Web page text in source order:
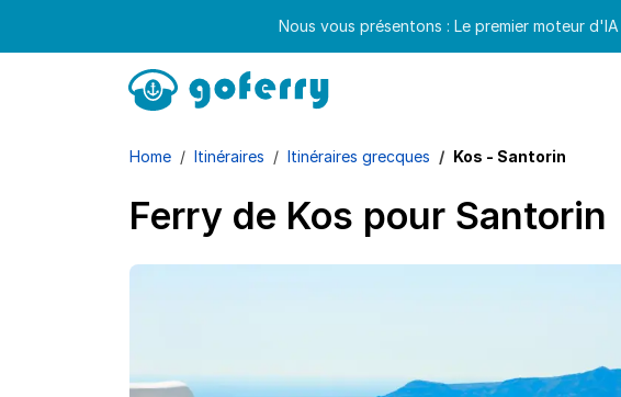
Nous vous présentons : Le premier moteur
Home Itinéraires Itinéraires grecques Kos - Santorin
Ferry de Kos pour Santorin